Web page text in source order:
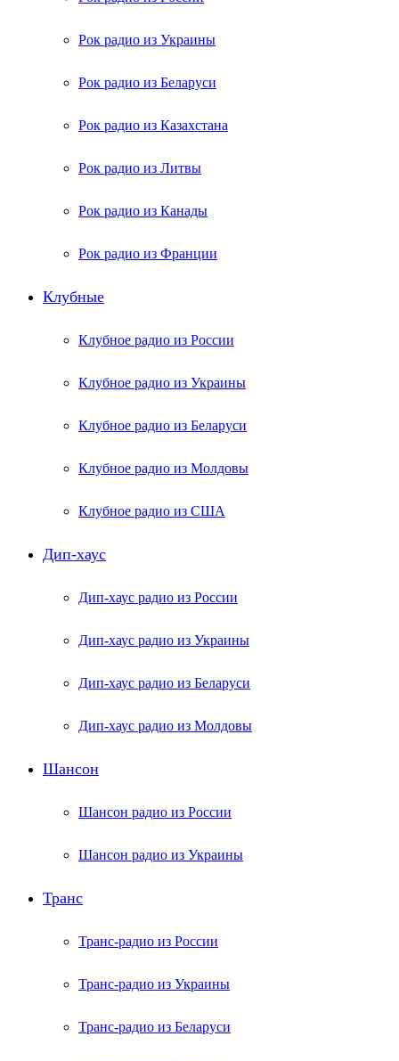
Рок радио из Украины
Рок радио из Беларуси
Рок радио из Казахстана
Рок радио из Литвы
Рок радио из Канады
Рок радио из Франции
Клубные
Клубное радио из России
Клубное радио из Украины
Клубное радио из Беларуси
Клубное радио из Молдовы
Клубное радио из США
Дип-хаус
Дип-хаус радио из России
Дип-хаус радио из Украины
Дип-хаус радио из Беларуси
Дип-хаус радио из Молдовы
Шансон
Шансон радио из России
Шансон радио из Украины
Транс
Транс-радио из России
Транс-радио из Украины
Транс-радио из Беларуси